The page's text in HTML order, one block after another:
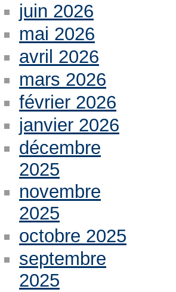
juin 2026
mai 2026
avril 2026
mars 2026
février 2026
janvier 2026
décembre
2025
novembre
2025
octobre 2025
septembre
2025